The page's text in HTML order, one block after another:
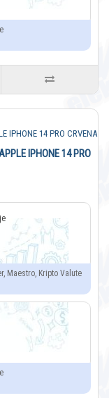
IPHONE 14 PRO
Maestro, Kripto Valute